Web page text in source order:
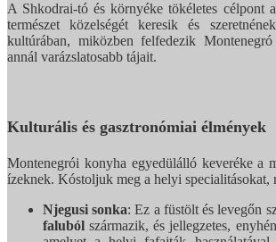
A Shkodrai-tó és környéke tökéletes célpont
természet közelségét keresik és
kultúrában, miközben felfedezik
annál varázslatosabb tájait.
Kulturális és gasztronómiai élmények
Montenegrói konyha egyedülálló keveréke a
ízeknek. Kóstoljuk meg a helyi specialitásokat,
Njegusi sonka: Ez a füstölt és levegőn
faluból származik, és jellegzetes,